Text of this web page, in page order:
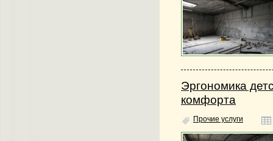
Эргономика
комфорта
Прочие услуги